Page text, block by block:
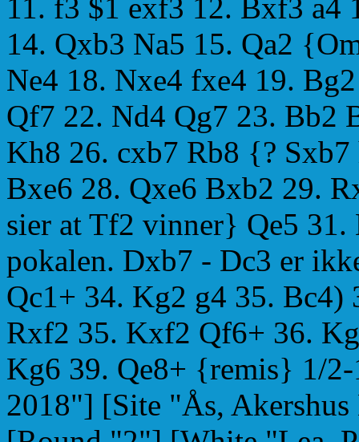
11. f3 $1 exf3 12. Bxf3 a4
14. Qxb3 Na5 15. Qa2
Ne4 18. Nxe4 fxe4 19.
Qf7 22. Nd4 Qg7 23. Bb2
Kh8 26. cxb7 Rb8 {?
Bxe6 28. Qxe6 Bxb2 29.
sier at Tf2 vinner} Qe5
pokalen. Dxb7 - Dc3 er
Qc1+ 34. Kg2 g4 35. Bc4)
Rxf2 35. Kxf2 Qf6+ 36.
Kg6 39. Qe8+ {remis} 1/
2018"] [Site "Ås,